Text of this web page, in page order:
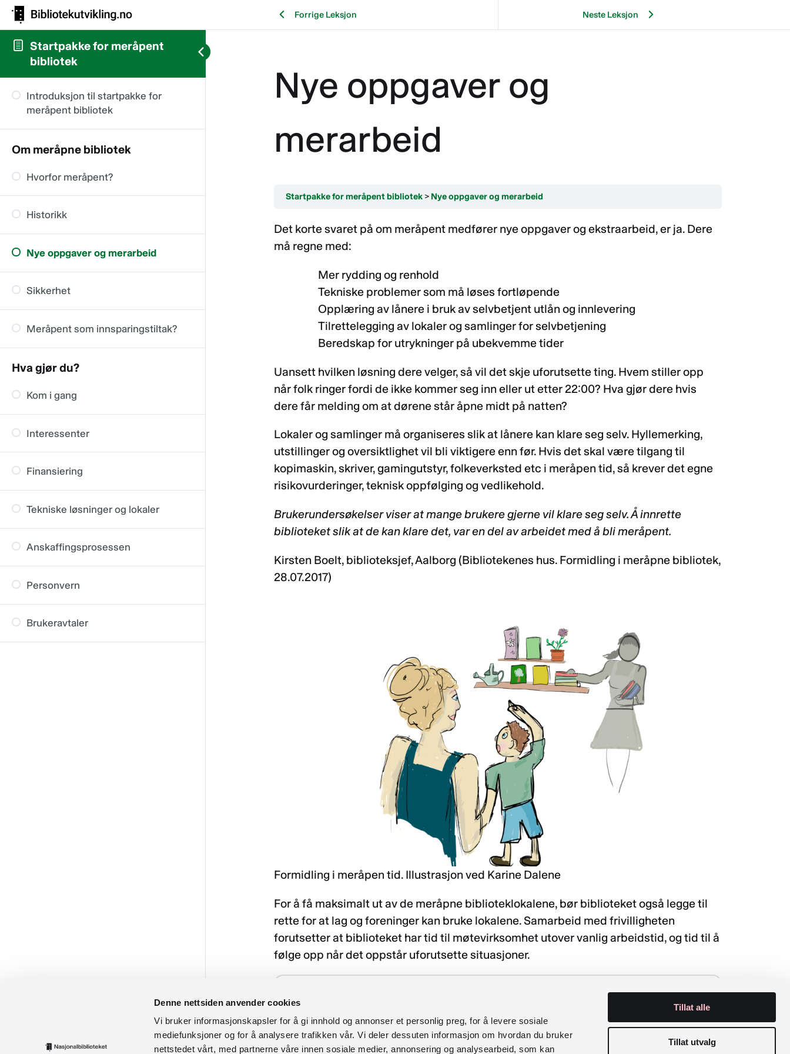
Denne nettsiden anvender cookies
Vi bruker informasjonskapsler for å gi innhold og annonser et personlig preg, for å levere sosiale
mediefunksjoner og for å analysere trafikken vår. Vi deler dessuten informasjon om hvordan du bruker
nettstedet vårt, med partnerne våre innen sosiale medier, annonsering og analysearbeid, som kan
Tillat alle
Tillat utvalg
Startpakke for meråpent
bibliotek
Introduksjon til startpakke for
meråpent bibliotek
Om meråpne bibliotek
Hvorfor meråpent?
Historikk
Nye oppgaver og merarbeid
Sikkerhet
Meråpent som innsparingstiltak?
Hva gjør du?
Kom i gang
Interessenter
Finansiering
Tekniske løsninger og lokaler
Anskaffingsprosessen
Personvern
Brukeravtaler
Forrige Leksjon Neste Leksjon
Nye oppgaver og
merarbeid
Startpakke for meråpent bibliotek Nye oppgaver og merarbeid
Det korte svaret på om meråpent medfører nye oppgaver og ekstraarbeid, er ja. Dere
må regne med:
Mer rydding og renhold
Tekniske problemer som må løses fortløpende
Opplæring av lånere i bruk av selvbetjent utlån og innlevering
Tilrettelegging av lokaler og samlinger for selvbetjening
Beredskap for utrykninger på ubekvemme tider
Uansett hvilken løsning dere velger, så vil det skje uforutsette ting. Hvem stiller opp
når folk ringer fordi de ikke kommer seg inn eller ut etter 22:00? Hva gjør dere hvis
dere får melding om at dørene står åpne midt på natten?
Lokaler og samlinger må organiseres slik at lånere kan klare seg selv. Hyllemerking,
utstillinger og oversiktlighet vil bli viktigere enn før. Hvis det skal være tilgang til
kopimaskin, skriver, gamingutstyr, folkeverksted etc i meråpen tid, så krever det egne
risikovurderinger, teknisk oppfølging og vedlikehold.
Brukerundersøkelser viser at mange brukere gjerne vil klare seg selv. Å innrette
biblioteket slik at de kan klare det, var en del av arbeidet med å bli meråpent.
Kirsten Boelt, biblioteksjef, Aalborg (Bibliotekenes hus. Formidling i meråpne bibliotek,
28.07.2017)
Formidling i meråpen tid. Illustrasjon ved Karine Dalene
For å få maksimalt ut av de meråpne biblioteklokalene, bør biblioteket også legge til
rette for at lag og foreninger kan bruke lokalene. Samarbeid med frivilligheten
forutsetter at biblioteket har tid til møtevirksomhet utover vanlig arbeidstid, og tid til å
følge opp når det oppstår uforutsette situasjoner.
Gode råd til utforming av biblioteklokaler i kurset "Konflikthåndtering i biblioteket"